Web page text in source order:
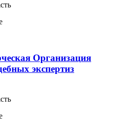
Организация
экспертиз